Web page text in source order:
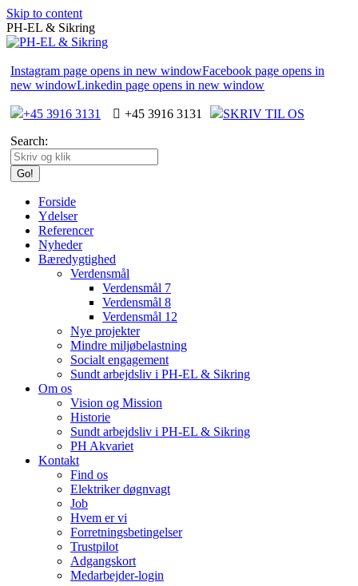
Skip to content
PH-EL & Sikring
Instagram page opens in new windowFacebook page opens in
new windowLinkedin page opens in new window
+45 3916 3131 +45 3916 3131
SKRIV TIL OS
Search:
Forside
Ydelser
Referencer
Nyheder
Bæredygtighed
Verdensmål
Verdensmål 7
Verdensmål 8
Verdensmål 12
Nye projekter
Mindre miljøbelastning
Socialt engagement
Sundt arbejdsliv i PH-EL & Sikring
Om os
Vision og Mission
Historie
Sundt arbejdsliv i PH-EL & Sikring
PH Akvariet
Kontakt
Find os
Elektriker døgnvagt
Job
Hvem er vi
Forretningsbetingelser
Trustpilot
Adgangskort
Medarbejder-login